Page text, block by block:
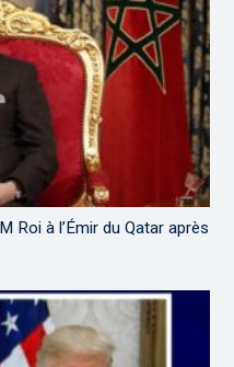
Roi à l’Émir du Qatar après